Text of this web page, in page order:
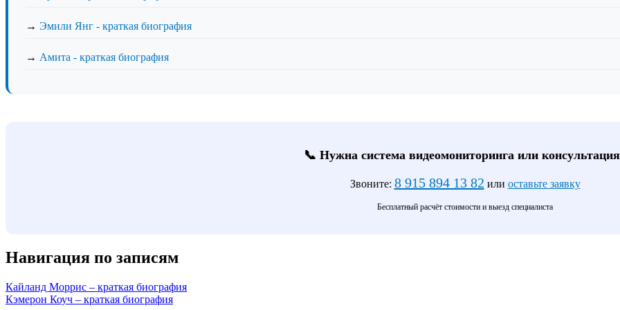
→ Эмили Янг - краткая биография
→ Амита - краткая биография
📞 Нужна система видеомониторинга или
Звоните: 8 915 894 13 82 или оставьте заявку
Бесплатный расчёт стоимости и выезд специалиста
Навигация по записям
Кайланд Моррис – краткая биография
Кэмерон Коуч – краткая биография